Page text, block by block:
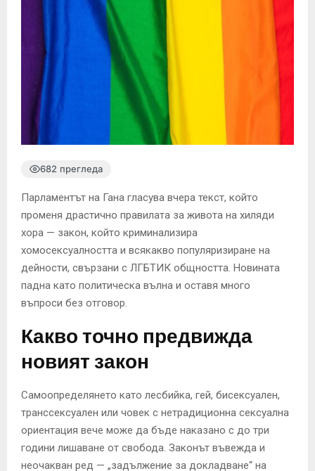
682 прегледа
Парламентът на Гана гласува вчера текст, който
променя драстично правилата за живота на хиляди
хора — закон, който криминализира
хомосексуалността и всякакво популяризиране на
дейности, свързани с ЛГБТИК общността. Новината
падна като политическа вълна и оставя много
въпроси без отговор.
Какво точно предвижда
новият закон
Самоопределянето като лесбийка, гей, бисексуален,
транссексуален или човек с нетрадиционна сексуална
ориентация вече може да бъде наказано с до три
години лишаване от свобода. Законът въвежда и
неочакван ред — „задължение за докладване“ на